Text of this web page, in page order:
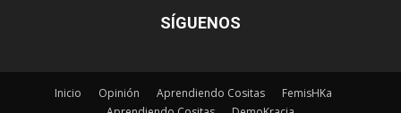
SÍGUENOS
Inicio Opinión Aprendiendo Cositas
FemisHKa